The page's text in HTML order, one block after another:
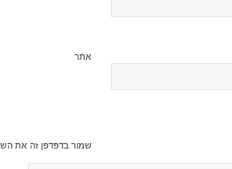
אתר
שמור בדפדפן זה את